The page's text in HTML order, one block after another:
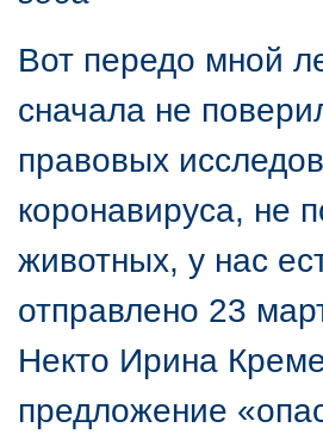
Вот передо мной
сначала не
правовых
коронавируса, не
животных, у нас
отправлено 23
Некто Ирина
предложение